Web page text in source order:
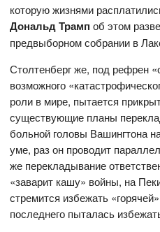
которую жизнями
Дональд Трамп об этом
предвыборном собрании в
Столтенберг же, под рефрен
возможного
роли в мире, пытается
существующие планы
больной головы Вашингтона
уме, раз он проводит
же перекладывание
«заварит кашу» войны, на
стремится избежать
последнего пыталась